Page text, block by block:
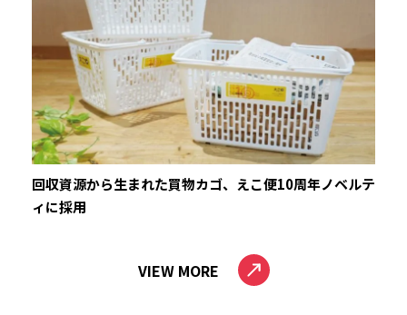
回収資源から生まれた買物カゴ、えこ便10周年ノベルテ
ィに採用
VIEW MORE